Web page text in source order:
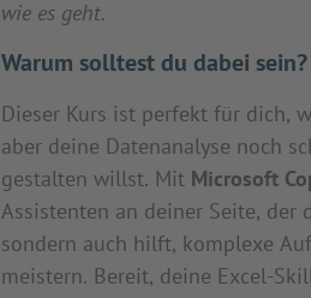
wie es geht.
Warum solltest du dabei sein?
Dieser Kurs ist perfekt für dich,
aber deine Datenanalyse noch
gestalten willst. Mit Microsoft
Assistenten an deiner Seite, der
sondern auch hilft, komplexe
meistern. Bereit, deine Excel-